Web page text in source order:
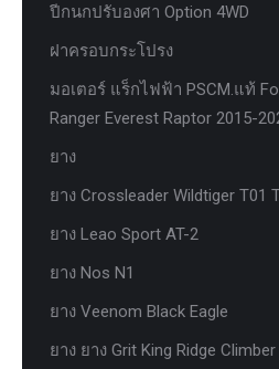
ปีกนกปรับองศา Option 4WD
ฝาครอบกระโปรง
มอเตอร์ แร็กไฟฟ้า PSCM.แท้
Ranger Everest Raptor 2015-
ยาง
ยาง Crossleader Wildtiger T01
ยาง Leao Sport AT-2
ยาง Nos N1
ยาง Veenom Black Eagle
ยาง ยาง Grit King Ridge